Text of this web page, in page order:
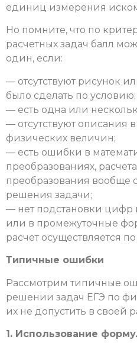
единиц измерения
Но помните, что по
расчетных задач балл
один, если:
— отсутствуют рисунок
было сделать по условию;
— есть одна или
— отсутствуют описания
физических величин;
— есть ошибки в
преобразованиях,
преобразования вообще
решения задачи;
— нет подстановки цифр
или в промежуточные
расчет осуществляется
Типичные ошибки
Рассмотрим типичные
решении задач ЕГЭ по
их не допустить в своей
1. Использование